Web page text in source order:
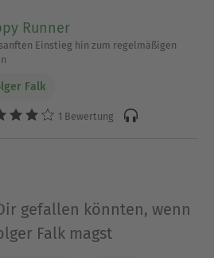
Runner
Einstieg hin zum regelmäßigen
Falk
1 Bewertung
gefallen könnten, wenn
Falk magst